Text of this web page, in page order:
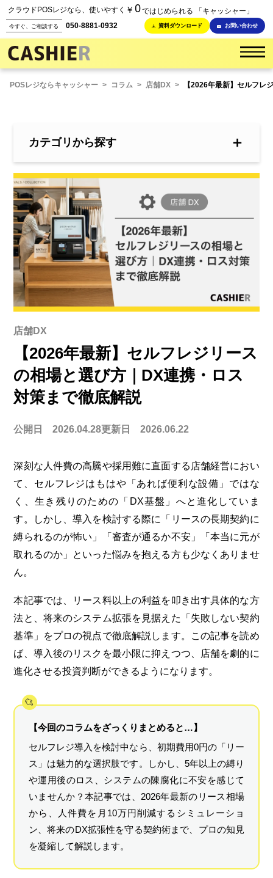
クラウドPOSレジなら、使いやすく ￥ 0ではじめられる 「キャッシャー」
今すぐ、ご相談する 050-8881-0932 資料ダウンロード お問い合わせ
POSレジならキャッシャー > コラム > 店舗DX > 【2026年最新】セルフレ
カテゴリから探す ＋
店舗DX
【2026年最新】セルフレジリース
の相場と選び方｜DX連携・ロス
対策まで徹底解説
公開日 2026.04.28更新日 2026.06.22
深刻な人件費の高騰や採用難に直面する店舗経営におい
て、セルフレジはもはや「あれば便利な設備」ではな
く、生き残りのための「DX基盤」へと進化していま
す。しかし、導入を検討する際に「リースの長期契約に
縛られるのが怖い」「審査が通るか不安」「本当に元が
取れるのか」といった悩みを抱える方も少なくありませ
ん。
本記事では、リース料以上の利益を叩き出す具体的な方
法と、将来のシステム拡張を見据えた「失敗しない契約
基準」をプロの視点で徹底解説します。この記事を読め
ば、導入後のリスクを最小限に抑えつつ、店舗を劇的に
進化させる投資判断ができるようになります。
【今回のコラムをざっくりまとめると…】
セルフレジ導入を検討中なら、初期費用0円の「リー
ス」は魅力的な選択肢です。しかし、5年以上の縛り
や運用後のロス、システムの陳腐化に不安を感じて
いませんか？本記事では、2026年最新のリース相場
から、人件費を月10万円削減するシミュレーショ
ン、将来のDX拡張性を守る契約術まで、プロの知見
を凝縮して解説します。